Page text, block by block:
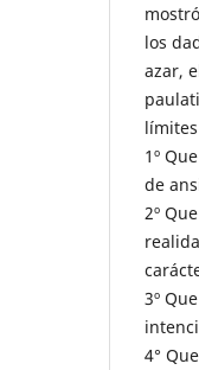
los
azar,
1º
de
2º
3º
4°